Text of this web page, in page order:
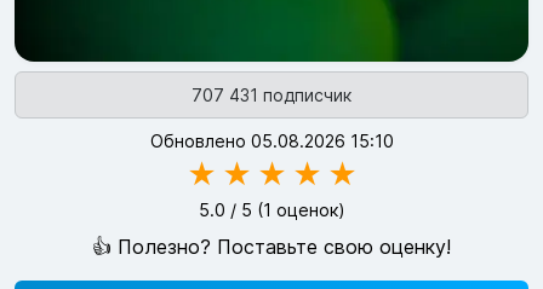
707 431 подписчик
Обновлено 05.08.2026 15:10
★ ★ ★ ★ ★
5.0 / 5 (1 оценок)
👍 Полезно? Поставьте свою оценку!